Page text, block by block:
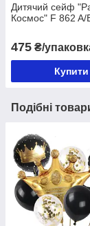
Дитячий сейф
Космос" F 862 A/
475 ₴/
Купити
Подібні